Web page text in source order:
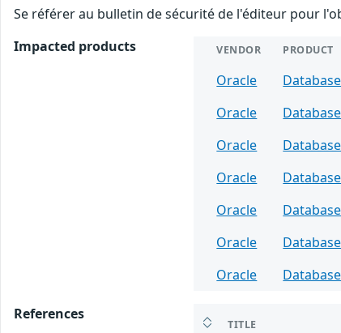
Se référer au bulletin de sécurité de l'éditeur pour
Impacted products
VENDOR PRODUCT
Oracle
Oracle
Oracle
Oracle
Oracle
Oracle
Oracle
References
TITLE